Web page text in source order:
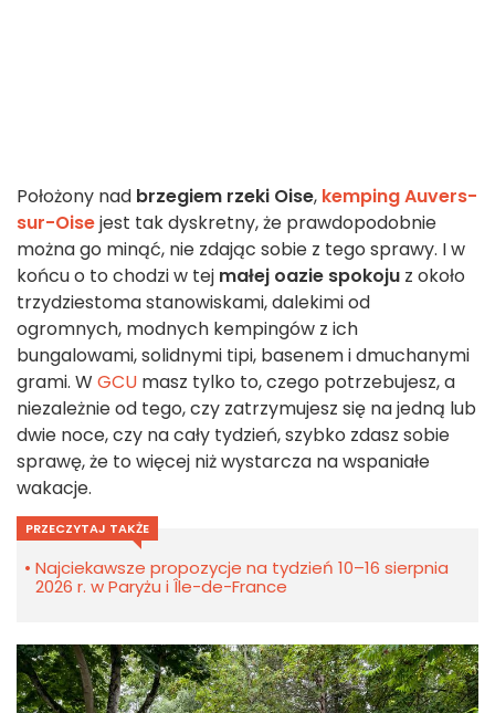
Położony nad brzegiem rzeki Oise, kemping Auvers-
sur-Oisejest tak dyskretny, że prawdopodobnie
można go minąć, nie zdając sobie z tego sprawy. I w
końcu o to chodzi w tej małej oazie spokoju z około
trzydziestoma stanowiskami, dalekimi od
ogromnych, modnych kempingów z ich
bungalowami, solidnymi tipi, basenem i dmuchanymi
grami. W GCU masz tylko to, czego potrzebujesz, a
niezależnie od tego, czy zatrzymujesz się na jedną lub
dwie noce, czy na cały tydzień, szybko zdasz sobie
sprawę, że to więcej niż wystarcza na wspaniałe
wakacje.
PRZECZYTAJ TAKŻE
Najciekawsze propozycje na tydzień 10–16 sierpnia
2026 r. w Paryżu i Île-de-France